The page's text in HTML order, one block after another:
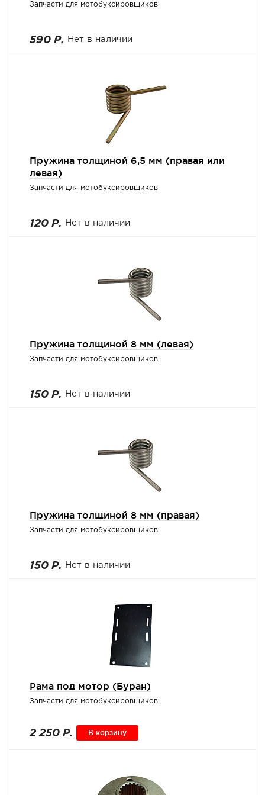
Запчасти для мотобуксировщиков
590 Р. Нет в наличии
Пружина толщиной 6,5 мм (правая или
левая)
Запчасти для мотобуксировщиков
120 Р. Нет в наличии
Пружина толщиной 8 мм (левая)
Запчасти для мотобуксировщиков
150 Р. Нет в наличии
Пружина толщиной 8 мм (правая)
Запчасти для мотобуксировщиков
150 Р. Нет в наличии
Рама под мотор (Буран)
Запчасти для мотобуксировщиков
2 250 Р. В корзину